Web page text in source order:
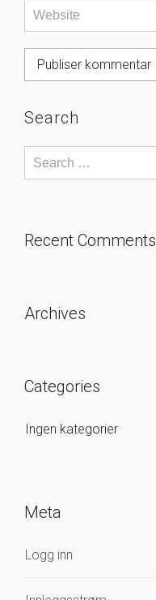
Search
Recent Comments
Archives
Categories
Ingen kategorier
Meta
Logg inn